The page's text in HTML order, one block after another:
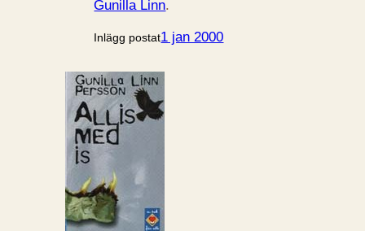
Gunilla Linn.
Inlägg postat1 jan 2000